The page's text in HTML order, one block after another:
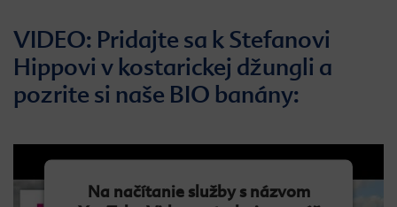
VIDEO: Pridajte sa k Stefanovi
Hippovi v kostarickej džungli a
pozrite si naše BIO banány:
Na načítanie služby s názvom